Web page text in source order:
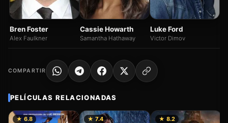
Bren Foster
Alex Faulkner
Cassie Howarth
Samantha Hathaway
Luke Ford
Victor Dimov
COMPARTIR
PELÍCULAS RELACIONADAS
★ 6.8 ★ 7.4 ★ 8.2